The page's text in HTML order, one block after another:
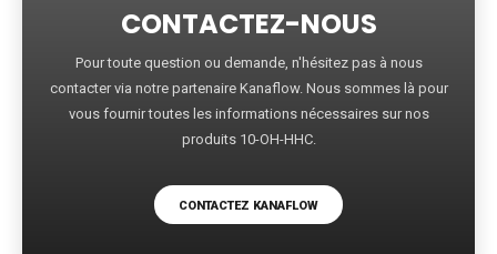
CONTACTEZ-NOUS
Pour toute question ou demande, n'hésitez pas à nous
contacter via notre partenaire Kanaflow. Nous sommes là pour
vous fournir toutes les informations nécessaires sur nos
produits 10-OH-HHC.
CONTACTEZ KANAFLOW